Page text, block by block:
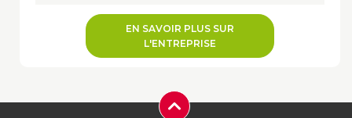
EN SAVOIR PLUS SUR
L'ENTREPRISE